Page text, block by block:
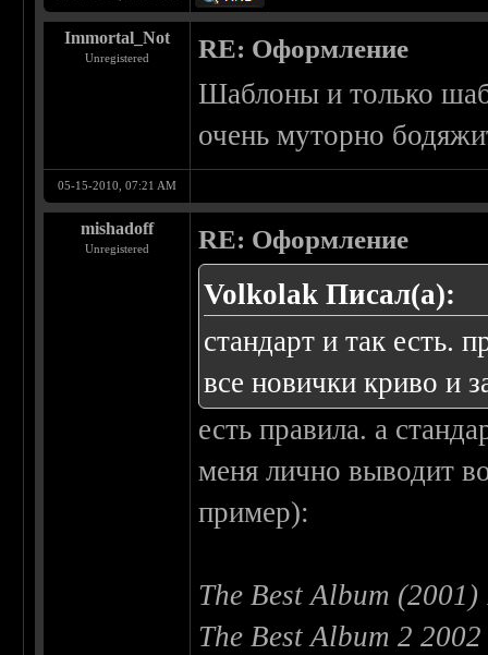
Immortal_Not
Unregistered RE: Оформление
Шаблоны и только
очень муторно
05-15-2010, 07:21 AM
mishadoff
Unregistered RE: Оформление
Volkolak Писал(а):
стандарт и так
все новички криво и
есть правила. а
меня лично выводит
пример):
The Best Album (2001)
The Best Album 2